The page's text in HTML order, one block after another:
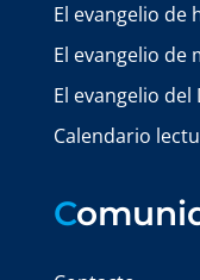
El evangelio de
El evangelio de
El evangelio
Calendario
C